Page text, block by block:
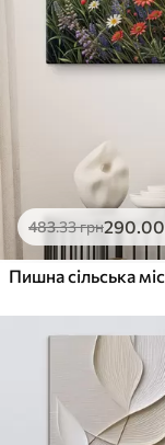
483.33грн290.00